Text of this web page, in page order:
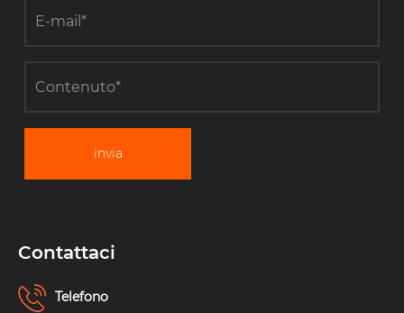
invia
Contattaci
Telefono